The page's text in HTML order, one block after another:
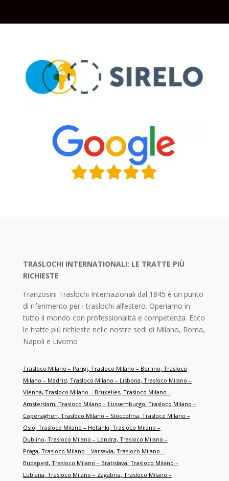
TRASLOCHI INTERNATIONALI: LE TRATTE PIÙ
RICHIESTE
Franzosini Traslochi Internazionali dal 1845 è un punto
di riferimento per i traslochi all’estero. Operiamo in
tutto il mondo con professionalità e competenza. Ecco
le tratte più richieste nelle nostre sedi di Milano, Roma,
Napoli e Livorno
Trasloco Milano – Parigi, Trasloco Milano – Berlino, Trasloco
Milano – Madrid, Trasloco Milano – Lisbona, Trasloco Milano –
Vienna, Trasloco Milano – Bruxelles, Trasloco Milano –
Amsterdam, Trasloco Milano – Lussemburgo, Trasloco Milano –
Copenaghen, Trasloco Milano – Stoccolma, Trasloco Milano –
Oslo, Trasloco Milano – Helsinki, Trasloco Milano –
Dublino, Trasloco Milano – Londra, Trasloco Milano –
Praga, Trasloco Milano – Varsavia, Trasloco Milano –
Budapest, Trasloco Milano – Bratislava, Trasloco Milano –
Lubiana, Trasloco Milano – Zagabria, Trasloco Milano –